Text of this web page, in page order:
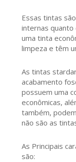
Essas tintas
internas
uma tinta
limpeza e têm
As tintas
acabamento
possuem uma
econômicas,
também,
não são as
As Principais
são: